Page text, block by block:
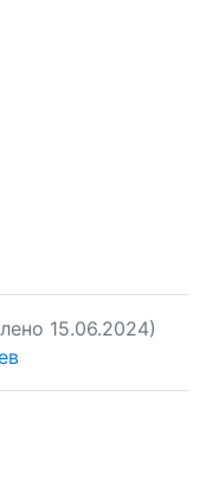
15.06.2024)